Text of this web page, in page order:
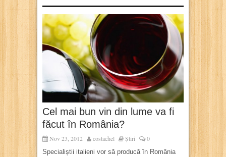
Cel mai bun vin din lume va fi
făcut în România?
Nov 23, 2012 costachel Știri 0
Specialiștii italieni vor să producă în România